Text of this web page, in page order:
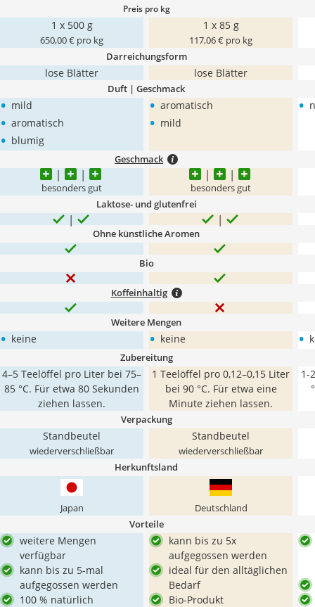
Preis pro kg
1 x 500 g
650,00 € pro kg
1 x 85 g
117,06 € pro kg
Darreichungsform
lose Blätter lose Blätter
Duft | Geschmack
• mild
• aromatisch
• blumig
• aromatisch
• mild
•
Geschmack
besonders gut besonders gut
Laktose- und glutenfrei
Ohne künstliche Aromen
Bio
Koffeinhaltig
Weitere Mengen
• keine • keine •
Zubereitung
4–5 Teelöffel pro Liter bei 75–
85 °C. Für etwa 80 Sekunden
ziehen lassen.
1 Teelöffel pro 0,12–0,15 Liter
bei 90 °C. Für etwa eine
Minute ziehen lassen.
1-
Verpackung
Standbeutel
wiederverschließbar
Standbeutel
wiederverschließbar
Herkunftsland
Japan Deutschland
Vorteile
weitere Mengen
verfügbar
kann bis zu 5-mal
aufgegossen werden
100 % natürlich
kann bis zu 5x
aufgegossen werden
ideal für den alltäglichen
Bedarf
Bio-Produkt